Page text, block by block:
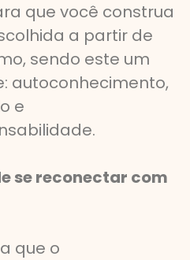
que você construa
a partir de
sendo este um
autoconhecimento,
e
se reconectar com
que o